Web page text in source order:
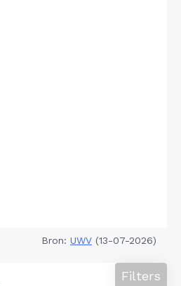
Bron: UWV (13-07-2026)
Filters